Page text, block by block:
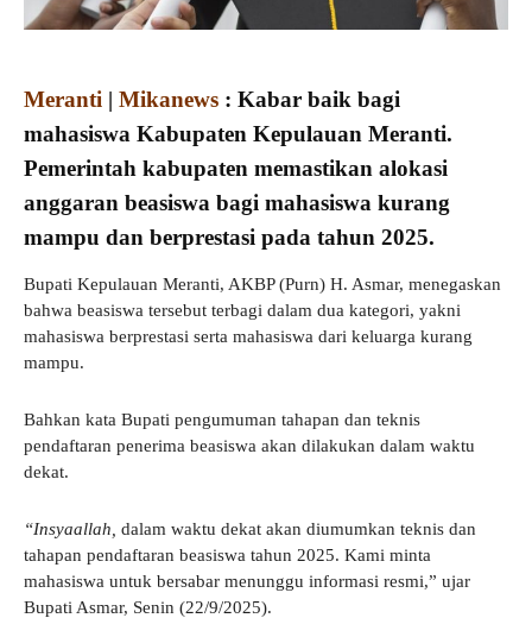
Meranti | Mikanews : Kabar baik bagi
mahasiswa Kabupaten Kepulauan Meranti.
Pemerintah kabupaten memastikan alokasi
anggaran beasiswa bagi mahasiswa kurang
mampu dan berprestasi pada tahun 2025.
Bupati Kepulauan Meranti, AKBP (Purn) H. Asmar, menegaskan
bahwa beasiswa tersebut terbagi dalam dua kategori, yakni
mahasiswa berprestasi serta mahasiswa dari keluarga kurang
mampu.
Bahkan kata Bupati pengumuman tahapan dan teknis
pendaftaran penerima beasiswa akan dilakukan dalam waktu
dekat.
“Insyaallah, dalam waktu dekat akan diumumkan teknis dan
tahapan pendaftaran beasiswa tahun 2025. Kami minta
mahasiswa untuk bersabar menunggu informasi resmi,” ujar
Bupati Asmar, Senin (22/9/2025).